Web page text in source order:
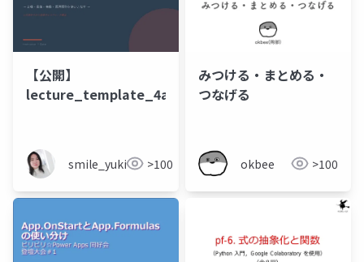
【公開】
lecture_template_4approaches
smile_yukiko_it>100
みつける・まとめる・
つなげる
okbee >100